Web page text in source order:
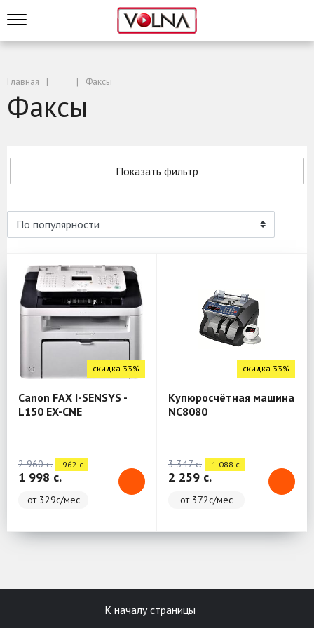
Главная Факсы
Факсы
Показать фильтр
скидка 33%
Canon FAX I-SENSYS -
L150 EX-CNE
2 960 c. - 962 c.
1 998 c.
от 329с/мес
скидка 33%
Купюросчётная машина
NC8080
3 347 c. - 1 088 c.
2 259 c.
от 372с/мес
К началу страницы